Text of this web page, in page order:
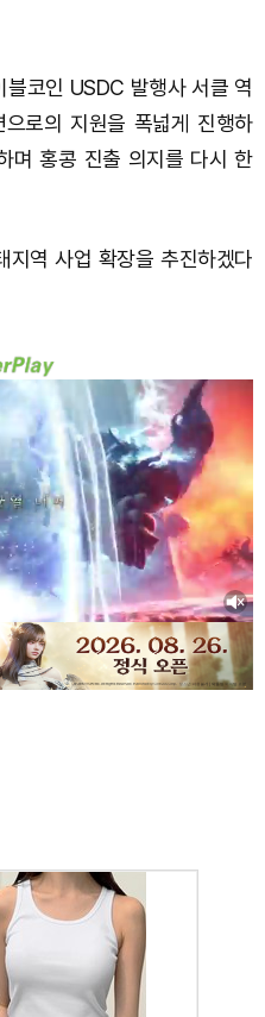
코인 USDC 발행사 서클 역
로의 지원을 폭넓게 진행하
며 홍콩 진출 의지를 다시 한
지역 사업 확장을 추진하겠다